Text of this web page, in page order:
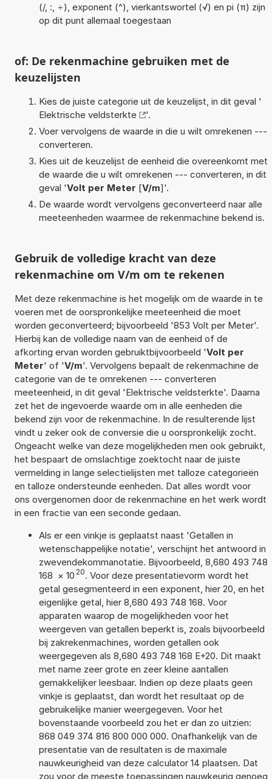
(/, :, ÷), exponent (^), vierkantswortel (√) en pi (π) zijn
op dit punt allemaal toegestaan
of: De rekenmachine gebruiken met de
keuzelijsten
Kies de juiste categorie uit de keuzelijst, in dit geval '
Elektrische veldsterkte
'.
Voer vervolgens de waarde in die u wilt omrekenen ---
converteren.
Kies uit de keuzelijst de eenheid die overeenkomt met
de waarde die u wilt omrekenen --- converteren, in dit
geval 'Volt per Meter [V/m]'.
De waarde wordt vervolgens geconverteerd naar alle
meeteenheden waarmee de rekenmachine bekend is.
Gebruik de volledige kracht van deze
rekenmachine om V/m om te rekenen
Met deze rekenmachine is het mogelijk om de waarde in te
voeren met de oorspronkelijke meeteenheid die moet
worden geconverteerd; bijvoorbeeld '853 Volt per Meter'.
Hierbij kan de volledige naam van de eenheid of de
afkorting ervan worden gebruiktbijvoorbeeld 'Volt per
Meter' of 'V/m'. Vervolgens bepaalt de rekenmachine de
categorie van de te omrekenen --- converteren
meeteenheid, in dit geval 'Elektrische veldsterkte'. Daarna
zet het de ingevoerde waarde om in alle eenheden die
bekend zijn voor de rekenmachine. In de resulterende lijst
vindt u zeker ook de conversie die u oorspronkelijk zocht.
Ongeacht welke van deze mogelijkheden men ook gebruikt,
het bespaart de omslachtige zoektocht naar de juiste
vermelding in lange selectielijsten met talloze categorieën
en talloze ondersteunde eenheden. Dat alles wordt voor
ons overgenomen door de rekenmachine en het werk wordt
in een fractie van een seconde gedaan.
Als er een vinkje is geplaatst naast 'Getallen in
wetenschappelijke notatie', verschijnt het antwoord in
zwevendekommanotatie. Bijvoorbeeld, 8,680 493 748
168 × 10 20. Voor deze presentatievorm wordt het
getal gesegmenteerd in een exponent, hier 20, en het
eigenlijke getal, hier 8,680 493 748 168. Voor
apparaten waarop de mogelijkheden voor het
weergeven van getallen beperkt is, zoals bijvoorbeeld
bij zakrekenmachines, worden getallen ook
weergegeven als 8,680 493 748 168 E+20. Dit maakt
met name zeer grote en zeer kleine aantallen
gemakkelijker leesbaar. Indien op deze plaats geen
vinkje is geplaatst, dan wordt het resultaat op de
gebruikelijke manier weergegeven. Voor het
bovenstaande voorbeeld zou het er dan zo uitzien:
868 049 374 816 800 000 000. Onafhankelijk van de
presentatie van de resultaten is de maximale
nauwkeurigheid van deze calculator 14 plaatsen. Dat
zou voor de meeste toepassingen nauwkeurig genoeg